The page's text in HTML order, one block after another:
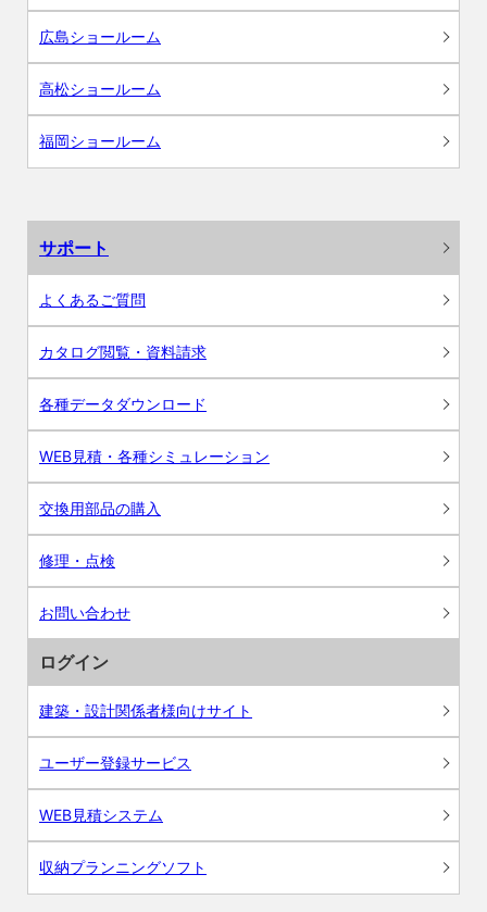
広島ショールーム
高松ショールーム
福岡ショールーム
サポート
よくあるご質問
カタログ閲覧・資料請求
各種データダウンロード
WEB見積・各種シミュレーション
交換用部品の購入
修理・点検
お問い合わせ
ログイン
建築・設計関係者様向けサイト
ユーザー登録サービス
WEB見積システム
収納プランニングソフト